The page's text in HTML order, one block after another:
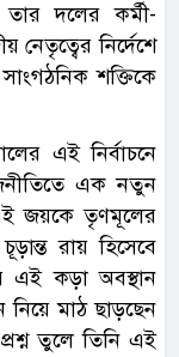
দলের কর্মী-
নেতৃত্বের নির্দেশে
শক্তিকে
এই নির্বাচনে
এক নতুন
জয়কে তৃণমূলের
রায় হিসেবে
এই কড়া অবস্থান
নিয়ে মাঠ ছাড়ছেন
তুলে তিনি এই